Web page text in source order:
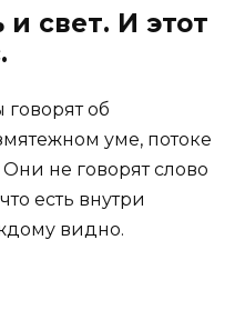
и свет. И этот
об
уме, потоке
Они не говорят слово
есть внутри
видно.